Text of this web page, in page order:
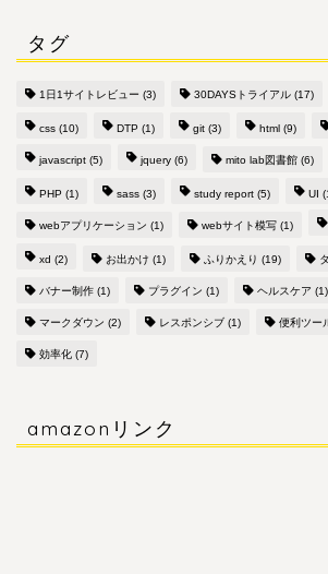
タグ
1日1サイトレビュー (3) 30DAYSトライアル (17)
css (10) DTP (1) git (3) html (9)
javascript (5) jquery (6) mito lab図書館 (6)
PHP (1) sass (3) study report (5) UI
webアプリケーション (1) webサイト模写 (1)
xd (2) お出かけ (1) ふりかえり (19)
バナー制作 (1) プラグイン (1) ヘルスケア (1)
マークダウン (2) レスポンシブ (1) 便利ツー
効率化 (7)
amazonリンク